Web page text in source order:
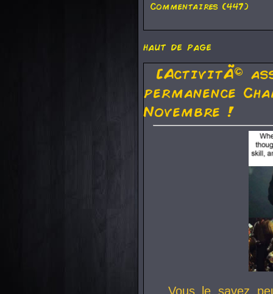
Commentaires (447)
haut de page
[ActivitÃ©
permanence
Novembre !
Vous le savez